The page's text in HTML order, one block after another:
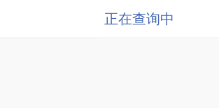
正在查询中